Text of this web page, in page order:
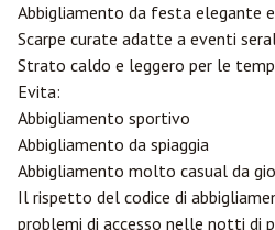
Abbigliamento da festa elegante
Scarpe curate adatte a eventi
Strato caldo e leggero per le
Evita:
Abbigliamento sportivo
Abbigliamento da spiaggia
Abbigliamento molto casual da
Il rispetto del codice di
problemi di accesso nelle notti di